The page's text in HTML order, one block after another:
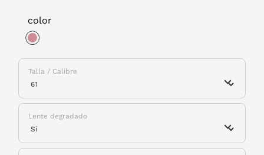
color
Talla / Calibre
Lente degradado